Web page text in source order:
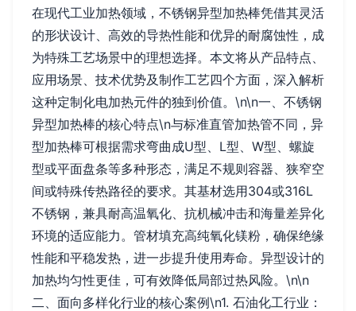
在现代工业加热领域，不锈钢异型加热棒凭借其灵活
的形状设计、高效的导热性能和优异的耐腐蚀性，成
为特殊工艺场景中的理想选择。本文将从产品特点、
应用场景、技术优势及制作工艺四个方面，深入解析
这种定制化电加热元件的独到价值。\n\n一、不锈钢
异型加热棒的核心特点\n与标准直管加热管不同，异
型加热棒可根据需求弯曲成U型、L型、W型、螺旋
型或平面盘条等多种形态，满足不规则容器、狭窄空
间或特殊传热路径的要求。其基材选用304或316L
不锈钢，兼具耐高温氧化、抗机械冲击和海量差异化
环境的适应能力。管材填充高纯氧化镁粉，确保绝缘
性能和平稳发热，进一步提升使用寿命。异型设计的
加热均匀性更佳，可有效降低局部过热风险。\n\n
二、面向多样化行业的核心案例\n1. 石油化工行业：